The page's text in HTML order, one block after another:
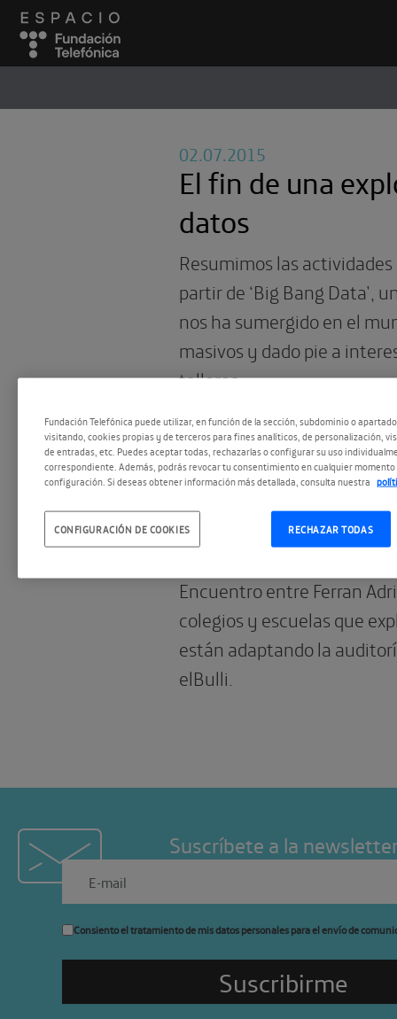
02.07.2015
El fin de una
datos
Resumimos las
partir de ‘Big Bang Data’,
nos ha sumergido en el
masivos y dado pie a
talleres.
13.02.2015
Manos a la obra:
encuentro con
Encuentro entre Ferran
colegios y escuelas que
están adaptando la
elBulli.
Suscríbete a la
Consiento el tratamiento de mis datos personales para el envío de
Fundación Telefónica puede utilizar, en función de la sección, subdominio o
visitando, cookies propias y de terceros para fines analíticos, de personalización,
de entradas, etc. Puedes aceptar todas, rechazarlas o configurar su uso
correspondiente. Además, podrás revocar tu consentimiento en cualquier momento
configuración. Si deseas obtener información más detallada, consulta nuestra
RECHAZAR TODAS
CONFIGURACIÓN DE COOKIES